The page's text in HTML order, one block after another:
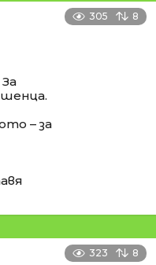
305 8
– за
323 8